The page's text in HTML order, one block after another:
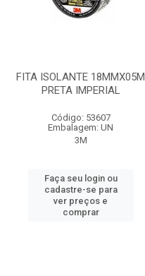
FITA ISOLANTE 18MMX05M
PRETA IMPERIAL
Código: 53607
Embalagem: UN
3M
Faça seu login ou
cadastre-se para
ver preços e
comprar